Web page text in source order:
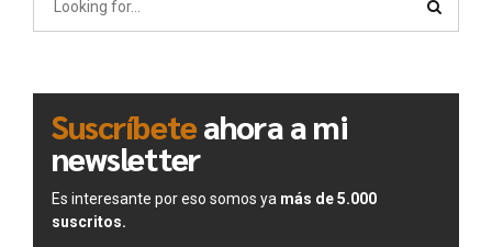
Suscríbeteahora a mi
newsletter
Es interesante por eso somos ya más de 5.000
suscritos.